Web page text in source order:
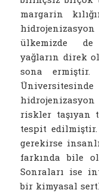
margarin
ülkemizde de
yağların direk
sona ermiştir.
riskler taşıyan
tespit
gerekirse
farkında bile
Sonraları ise
bir kimyasal